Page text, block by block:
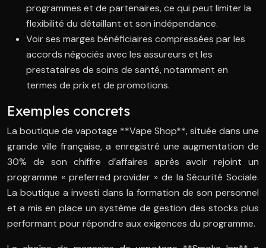
programmes et de partenaires, ce qui peut limiter la
flexibilité du détaillant et son indépendance.
Voir ses marges bénéficiaires compressées par les
accords négociés avec les assureurs et les
prestataires de soins de santé, notamment en
termes de prix et de promotions.
Exemples concrets
La boutique de vapotage **Vape Shop**, située dans une
grande ville française, a enregistré une augmentation de
30% de son chiffre d’affaires après avoir rejoint un
programme « preferred provider » de la Sécurité Sociale.
La boutique a investi dans la formation de son personnel
et a mis en place un système de gestion des stocks plus
performant pour répondre aux exigences du programme.